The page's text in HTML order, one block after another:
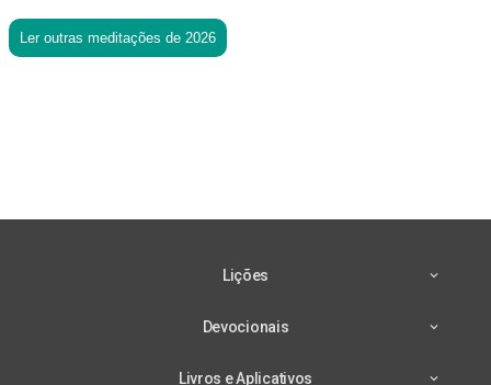
Ler outras meditações de 2026
Lições
Devocionais
Livros e Aplicativos